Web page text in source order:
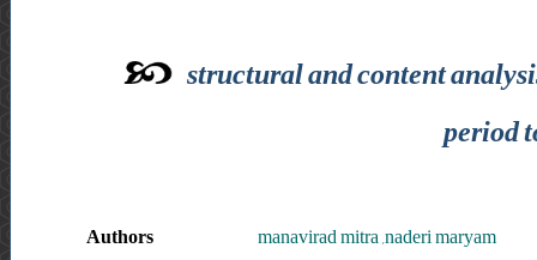
structural and content
period
Authors
manavirad mitra ,naderi maryam